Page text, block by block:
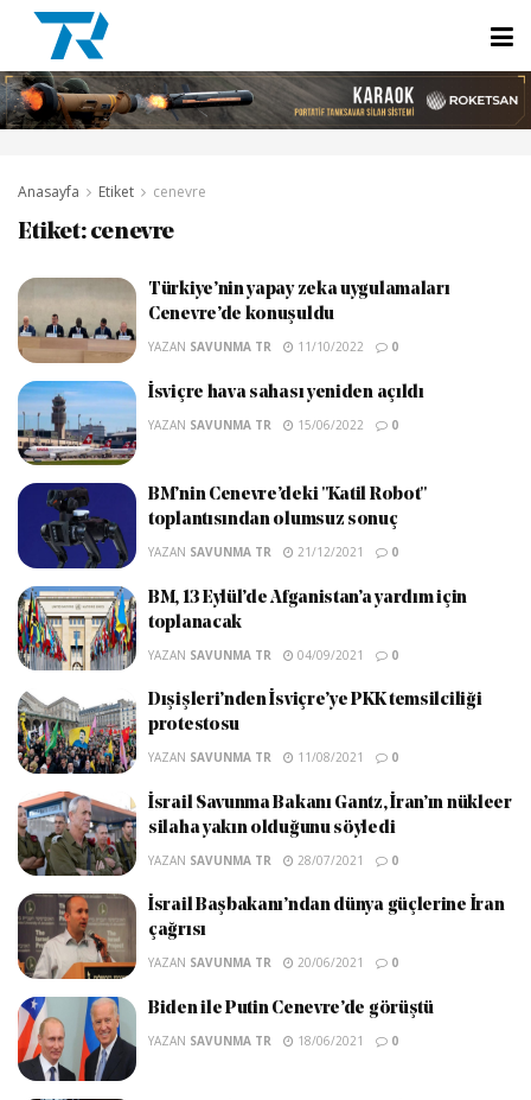
Anasayfa Etiket cenevre
Etiket: cenevre
Türkiye’nin yapay zeka uygulamaları
Cenevre’de konuşuldu
YAZAN SAVUNMA TR 11/10/2022 0
İsviçre hava sahası yeniden açıldı
YAZAN SAVUNMA TR 15/06/2022 0
BM’nin Cenevre’deki "Katil Robot"
toplantısından olumsuz sonuç
YAZAN SAVUNMA TR 21/12/2021 0
BM, 13 Eylül’de Afganistan’a yardım için
toplanacak
YAZAN SAVUNMA TR 04/09/2021 0
Dışişleri’nden İsviçre’ye PKK temsilciliği
protestosu
YAZAN SAVUNMA TR 11/08/2021 0
İsrail Savunma Bakanı Gantz, İran’ın nükleer
silaha yakın olduğunu söyledi
YAZAN SAVUNMA TR 28/07/2021 0
İsrail Başbakanı’ndan dünya güçlerine İran
çağrısı
YAZAN SAVUNMA TR 20/06/2021 0
Biden ile Putin Cenevre’de görüştü
YAZAN SAVUNMA TR 18/06/2021 0